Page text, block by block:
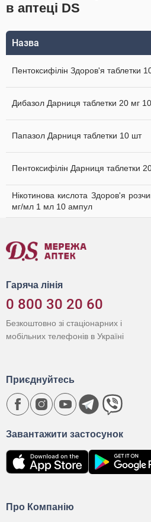
в аптеці DS
Назва
Пентоксифілін Здоров'я таблетки
Дибазол Дарниця таблетки 20 мг
Папазол Дарниця таблетки 10 шт
Пентоксифілін Дарниця таблетки
Нікотинова кислота Здоров'я
мг/мл 1 мл 10 ампул
Гаряча лінія
0 800 30 20 60
Безкоштовно зі стаціонарних і
мобільних телефонів в Україні
Про Компанію
Завантажити застосунок
Приєднуйтесь